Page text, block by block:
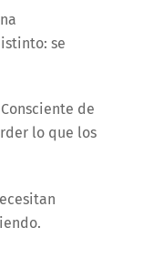
se
de
lo que los